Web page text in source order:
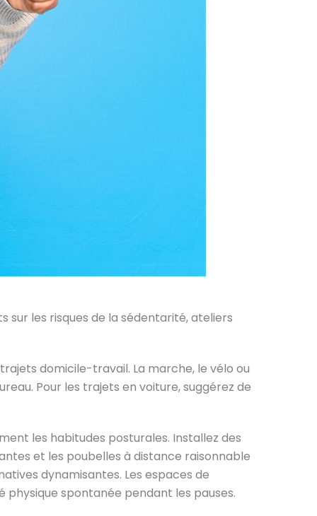
les risques de la sédentarité, ateliers
domicile-travail. La marche, le vélo ou
Pour les trajets en voiture, suggérez de
les habitudes posturales. Installez des
et les poubelles à distance raisonnable
dynamisantes. Les espaces de
spontanée pendant les pauses.